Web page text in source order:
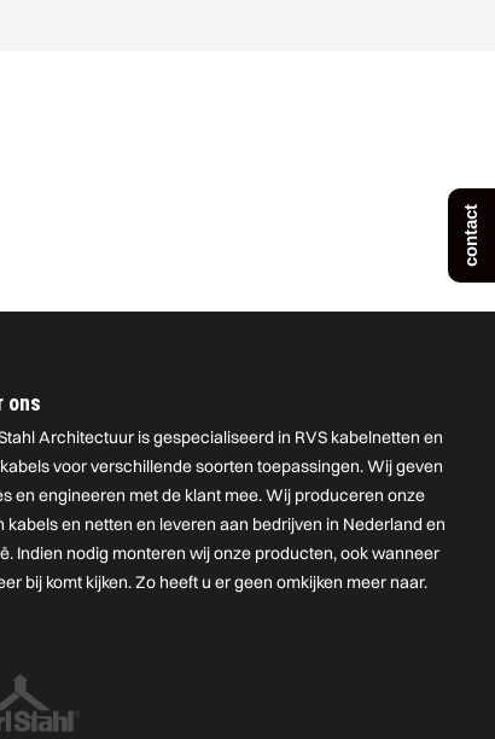
ons
Architectuur is gespecialiseerd in RVS kabelnetten en
voor verschillende soorten toepassingen. Wij geven
en engineeren met de klant mee. Wij produceren onze
kabels en netten en leveren aan bedrijven in Nederland en
Indien nodig monteren wij onze producten, ook wanneer
bij komt kijken. Zo heeft u er geen omkijken meer naar.
contact